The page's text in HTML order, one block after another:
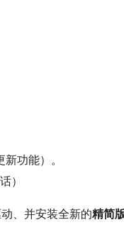
功能）。
）
、并安装全新的精简